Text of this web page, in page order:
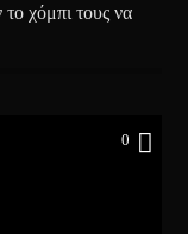
χόμπι τους να
0